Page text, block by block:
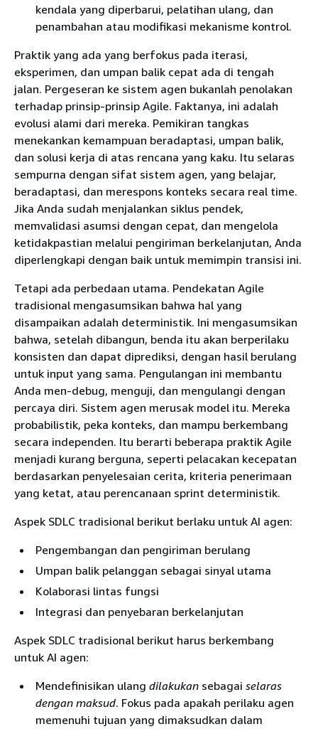
kendala yang diperbarui, pelatihan ulang, dan
penambahan atau modifikasi mekanisme kontrol.
Praktik yang ada yang berfokus pada iterasi,
eksperimen, dan umpan balik cepat ada di tengah
jalan. Pergeseran ke sistem agen bukanlah penolakan
terhadap prinsip-prinsip Agile. Faktanya, ini adalah
evolusi alami dari mereka. Pemikiran tangkas
menekankan kemampuan beradaptasi, umpan balik,
dan solusi kerja di atas rencana yang kaku. Itu selaras
sempurna dengan sifat sistem agen, yang belajar,
beradaptasi, dan merespons konteks secara real time.
Jika Anda sudah menjalankan siklus pendek,
memvalidasi asumsi dengan cepat, dan mengelola
ketidakpastian melalui pengiriman berkelanjutan, Anda
diperlengkapi dengan baik untuk memimpin transisi ini.
Tetapi ada perbedaan utama. Pendekatan Agile
tradisional mengasumsikan bahwa hal yang
disampaikan adalah deterministik. Ini mengasumsikan
bahwa, setelah dibangun, benda itu akan berperilaku
konsisten dan dapat diprediksi, dengan hasil berulang
untuk input yang sama. Pengulangan ini membantu
Anda men-debug, menguji, dan mengulangi dengan
percaya diri. Sistem agen merusak model itu. Mereka
probabilistik, peka konteks, dan mampu berkembang
secara independen. Itu berarti beberapa praktik Agile
menjadi kurang berguna, seperti pelacakan kecepatan
berdasarkan penyelesaian cerita, kriteria penerimaan
yang ketat, atau perencanaan sprint deterministik.
Aspek SDLC tradisional berikut berlaku untuk AI agen:
Pengembangan dan pengiriman berulang
Umpan balik pelanggan sebagai sinyal utama
Kolaborasi lintas fungsi
Integrasi dan penyebaran berkelanjutan
Aspek SDLC tradisional berikut harus berkembang
untuk AI agen:
Mendefinisikan ulang dilakukan sebagai selaras
dengan maksud. Fokus pada apakah perilaku agen
memenuhi tujuan yang dimaksudkan dalam